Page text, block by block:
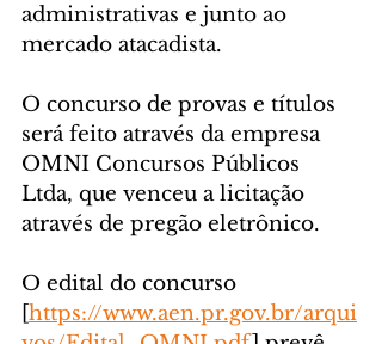
administrativas e junto ao
mercado atacadista.
O concurso de provas e títulos
será feito através da empresa
OMNI Concursos Públicos
Ltda, que venceu a licitação
através de pregão eletrônico.
O edital do concurso
https://www.aen.pr.gov.br/arqui